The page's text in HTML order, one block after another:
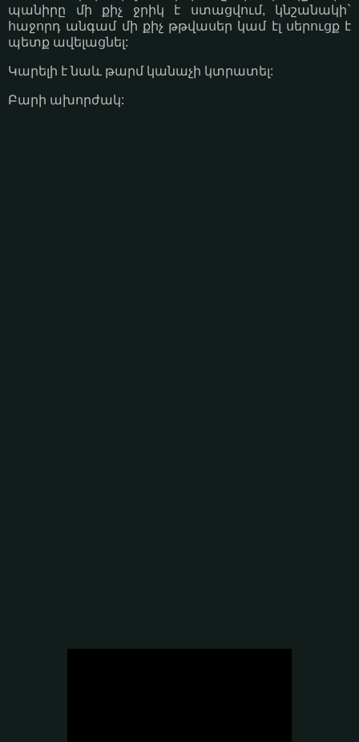
պանիրը մի քիչ ջրիկ է ստացվում, կնշանակի`
հաջորդ անգամ մի քիչ թթվասեր կամ էլ սերուցք է
պետք ավելացնել:
Կարելի է նաև թարմ կանաչի կտրատել:
Բարի ախորժակ: